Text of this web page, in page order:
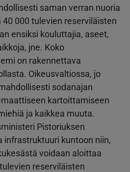
saman verran nuoria
000 tulevien reserviläisten
ensiksi kouluttajia, aseet,
jne. Koko
on rakennettava
Oikeusvaltiossa, jo
sodanajan
kartoittamiseen
ja kaikkea muuta.
Pistoriuksen
infrastruktuuri kuntoon niin,
voidaan aloittaa
reserviläisten